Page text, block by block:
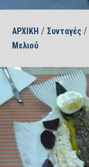
ΑΡΧΙΚΗ / Συνταγές /
Μελιού